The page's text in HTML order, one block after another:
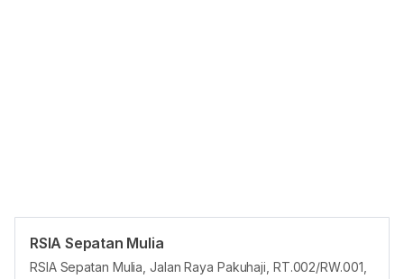
RSIA Sepatan Mulia
RSIA Sepatan Mulia, Jalan Raya Pakuhaji, RT.002/RW.001,
Panduan Pasien